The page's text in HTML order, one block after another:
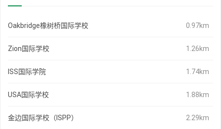
Oakbridge橡树桥国际学校 0.97km
Zion国际学校 1.26km
ISS国际学院 1.74km
USA国际学校 1.88km
金边国际学校（ISPP） 2.29km